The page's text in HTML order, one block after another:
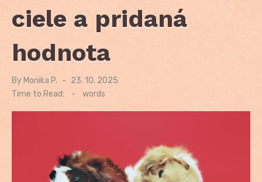
ciele a pridaná
hodnota
By Monika P.
Posted
23. 10. 2025
Time to Read:
- words